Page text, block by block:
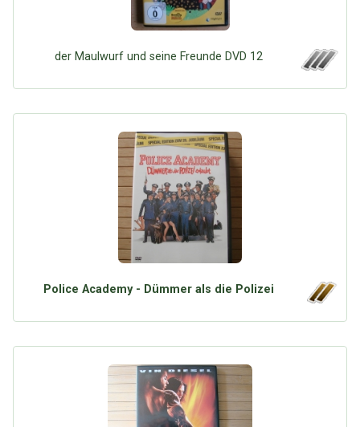
Mit Email Twitter
Google
Über Tauschbu↔de
Erweitere Suche
der Maulwurf und seine Freunde DVD 12
Police Academy - Dümmer als die Polizei